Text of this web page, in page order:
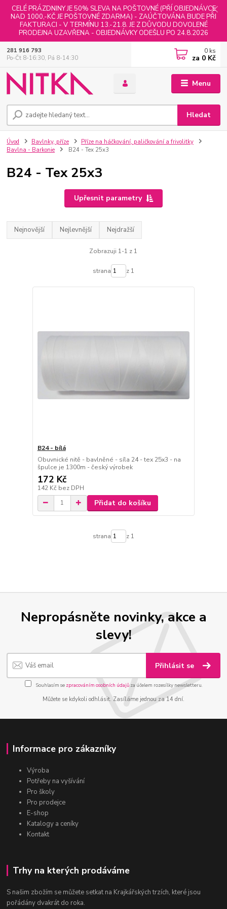
CELÉ PRÁZDNINY JE 50% SLEVA NA POŠTOVNÉ (PŘÍ OBJEDNÁVCE
NAD 1000,-KČ JE POŠTOVNÉ ZDARMA) - ZAÚČTOVÁNA BUDE PŘI
FAKTURACI - V TERMÍNU 13.-21.8. JE Z DŮVODU DOVOLENÉ
PRODEJNA UZAVŘENA - OBJEDNÁVKY ODEŠLU PO 24.8.2026
Menu
Hledat
281 916 793
Po-Čt 8-16:30, Pá 8-14:30
0 ks
za 0 Kč
Úvod Bavlnky, příze
Příze na háčkování, paličkování a frivolitky
Bavlna - Barkonie
B24 - Tex 25x3
B24 - Tex 25x3
Upřesnit parametry
Nejnovější Nejlevnější Nejdražší
Zobrazuji 1-1 z 1
strana z 1
B24 - bílá
Obuvnické nitě - bavlněné - síla 24 - tex 25x3 - na
špulce je 1300m - český výrobek
172 Kč
142 Kč bez DPH
Přidat do košíku
strana z 1
Nepropásněte novinky, akce a
slevy!
Přihlásit se
Souhlasím se zpracováním osobních údajůza účelem rozesílky newsletteru.
Můžete se kdykoli odhlásit. Zasíláme jednou za 14 dní.
Informace pro zákazníky
Výroba
Potřeby na vyšívání
Pro školy
Pro prodejce
E-shop
Katalogy a ceníky
Kontakt
Trhy na kterých prodáváme
S našim zbožím se můžete setkat na Krajkářských trzích, které jsou
pořádány dvakrát do roka.